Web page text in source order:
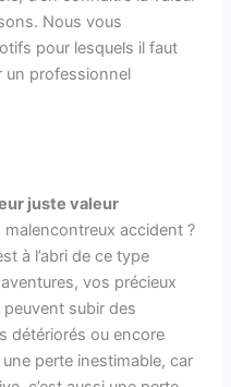
Nous vous
pour lesquels il faut
un professionnel
juste valeur
accident ?
à l’abri de ce type
vos précieux
peuvent subir des
détériorés ou encore
perte inestimable, car